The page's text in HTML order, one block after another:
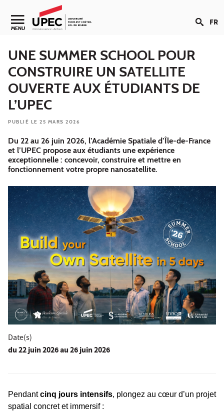
Aller au contenu
Navigation secondaire
MENU FR
UNE SUMMER SCHOOL POUR
CONSTRUIRE UN SATELLITE
OUVERTE AUX ÉTUDIANTS DE
L’UPEC
PUBLIÉ LE 25 MARS 2026
Du 22 au 26 juin 2026, l’Académie Spatiale d’Île-de-France
et l’UPEC propose aux étudiants une expérience
exceptionnelle : concevoir, construire et mettre en
fonctionnement votre propre nanosatellite.
Date(s)
du22 juin 2026au 26 juin 2026
Pendantcinq jours intensifs, plongez au cœur d’un projet
spatial concret et immersif :